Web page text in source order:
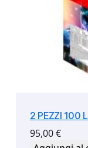
2 PEZZI 100
95,00€